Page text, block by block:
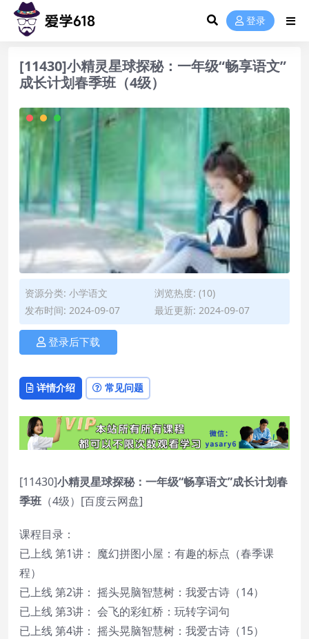
登录
[11430]小精灵星球探秘：一年级“畅享语文”
成长计划春季班（4级）
资源分类: 小学语文
浏览热度: (10)
发布时间: 2024-09-07
最近更新: 2024-09-07
登录后下载
详情介绍 常见问题
[11430]小精灵星球探秘：一年级“畅享语文”成长计划春
季班 （4级）[百度云网盘]
课程目录：
已上线 第1讲： 魔幻拼图小屋：有趣的标点（春季课
程）
已上线 第2讲： 摇头晃脑智慧树：我爱古诗（14）
已上线 第3讲： 会飞的彩虹桥：玩转字词句
已上线 第4讲： 摇头晃脑智慧树：我爱古诗（15）